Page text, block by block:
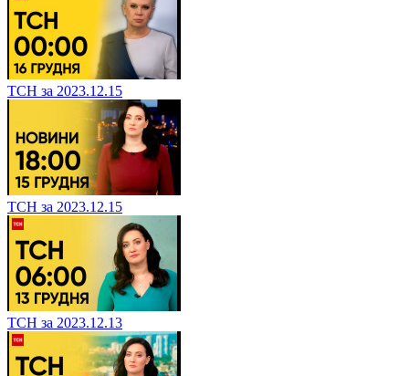
ТСН за 2023.12.15
ТСН за 2023.12.15
ТСН за 2023.12.13